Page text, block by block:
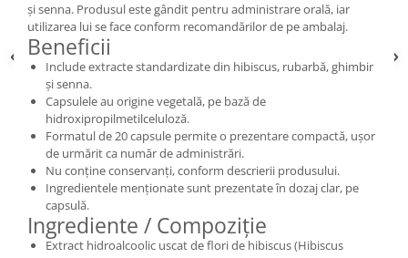
și senna. Produsul este gândit pentru administrare orală, iar
utilizarea lui se face conform recomandărilor de pe ambalaj.
Beneficii
Include extracte standardizate din hibiscus, rubarbă, ghimbir
și senna.
Capsulele au origine vegetală, pe bază de
hidroxipropilmetilceluloză.
Formatul de 20 capsule permite o prezentare compactă, ușor
de urmărit ca număr de administrări.
Nu conține conservanți, conform descrierii produsului.
Ingredientele menționate sunt prezentate în dozaj clar, pe
capsulă.
Ingrediente / Compoziție
Extract hidroalcoolic uscat de flori de hibiscus (Hibiscus